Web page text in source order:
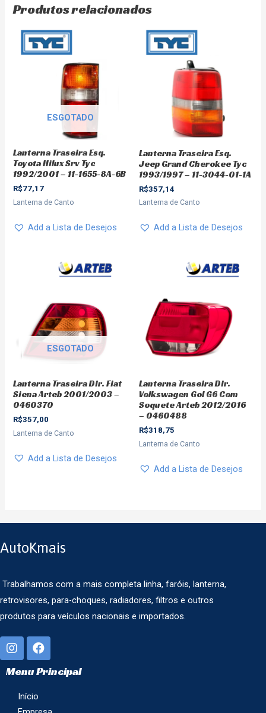
Produtos relacionados
ESGOTADO
Lanterna Traseira Esq.
Toyota Hilux Srv Tyc
1992/2001 – 11-1655-8A-6B
R$77,17
Lanterna de Canto
Add a Lista de Desejos
Lanterna Traseira Esq.
Jeep Grand Cherokee Tyc
1993/1997 – 11-3044-01-1A
R$357,14
Lanterna de Canto
Add a Lista de Desejos
ESGOTADO
Lanterna Traseira Dir. Fiat
Siena Arteb 2001/2003 –
0460370
R$357,00
Lanterna de Canto
Add a Lista de Desejos
Lanterna Traseira Dir.
Volkswagen Gol G6 Com
Soquete Arteb 2012/2016
– 0460488
R$318,75
Lanterna de Canto
Add a Lista de Desejos
AutoKmais
Trabalhamos com a mais completa linha, faróis, lanterna,
retrovisores, para-choques, radiadores, filtros e outros
produtos para veículos nacionais e importados.
Menu Principal
Início